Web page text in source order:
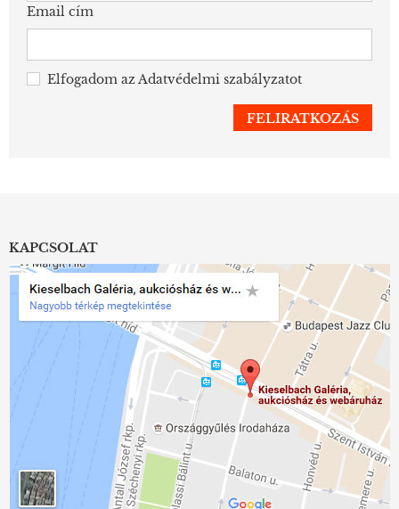
Email cím
Elfogadom azAdatvédelmi szabályzatot
KAPCSOLAT